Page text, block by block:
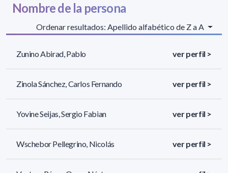
Nombre de la persona
Ordenar resultados: Apellido alfabético de Z a A
Zunino Abirad, Pablo ver perfil >
Zinola Sánchez, Carlos Fernando ver perfil >
Yovine Seijas, Sergio Fabian ver perfil >
Wschebor Pellegrino, Nicolás ver perfil >